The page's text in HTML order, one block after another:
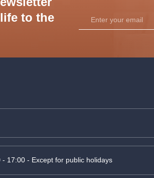
to the
- 17:00 - Except for public holidays